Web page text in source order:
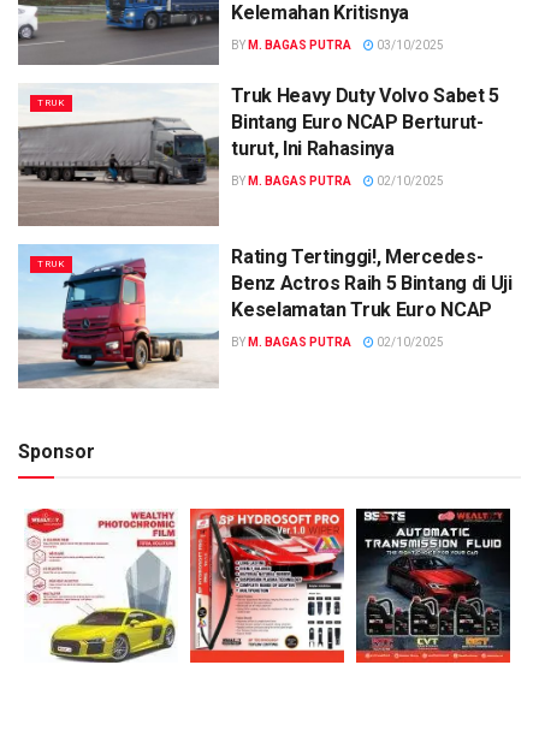
Kelemahan Kritisnya
BY M. BAGAS PUTRA 03/10/2025
TRUK
Truk Heavy Duty Volvo Sabet 5
Bintang Euro NCAP Berturut-
turut, Ini Rahasinya
BY M. BAGAS PUTRA 02/10/2025
TRUK
Rating Tertinggi!, Mercedes-
Benz Actros Raih 5 Bintang di Uji
Keselamatan Truk Euro NCAP
BY M. BAGAS PUTRA 02/10/2025
Sponsor